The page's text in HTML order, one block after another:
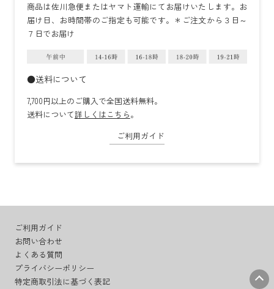
商品は佐川急便またはヤマト運輸にてお届けいたします。お
届け日、お時間帯のご指定も可能です。＊ご注文から３日～
７日でお届け
●送料について
7,700円以上のご購入で全国送料無料。
送料について詳しくはこちら。
ご利用ガイド
ご利用ガイド
お問い合わせ
よくある質問
プライバシーポリシー
特定商取引法に基づく表記